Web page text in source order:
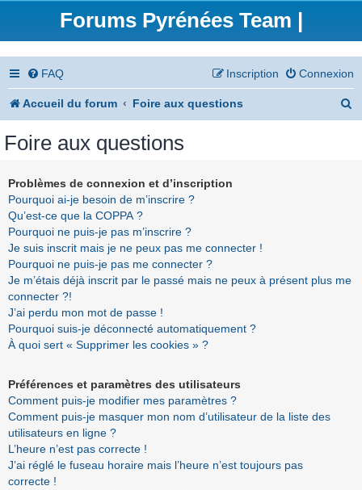
Forums Pyrénées Team |
FAQ Connexion
Inscription
Accueil du forum Foire aux questions
Foire aux questions
Problèmes de connexion et d’inscription
Pourquoi ai-je besoin de m’inscrire ?
Qu’est-ce que la COPPA ?
Pourquoi ne puis-je pas m’inscrire ?
Je suis inscrit mais je ne peux pas me connecter !
Pourquoi ne puis-je pas me connecter ?
Je m’étais déjà inscrit par le passé mais ne peux à présent plus me
connecter ?!
J’ai perdu mon mot de passe !
Pourquoi suis-je déconnecté automatiquement ?
À quoi sert « Supprimer les cookies » ?
Préférences et paramètres des utilisateurs
Comment puis-je modifier mes paramètres ?
Comment puis-je masquer mon nom d’utilisateur de la liste des
utilisateurs en ligne ?
L’heure n’est pas correcte !
J’ai réglé le fuseau horaire mais l’heure n’est toujours pas
correcte !